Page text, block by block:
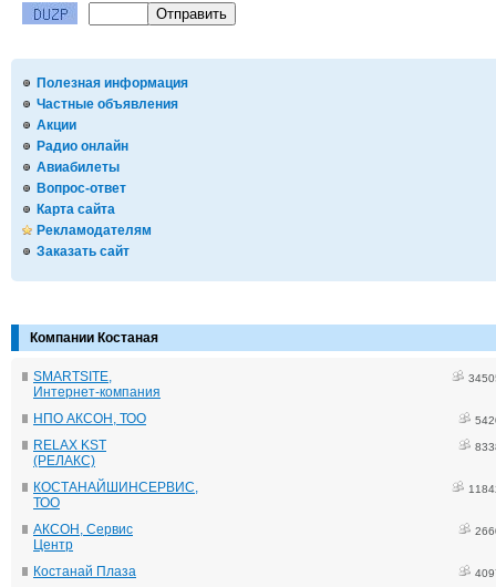
Полезная информация
Частные объявления
Акции
Радио онлайн
Авиабилеты
Вопрос-ответ
Карта сайта
Рекламодателям
Заказать сайт
Компании Костаная
SMARTSITE,
Интернет-компания
НПО АКСОН, ТОО
RELAX KST
(РЕЛАКС)
КОСТАНАЙШИНСЕРВИС,
ТОО
АКСОН, Сервис
Центр
Костанай Плаза